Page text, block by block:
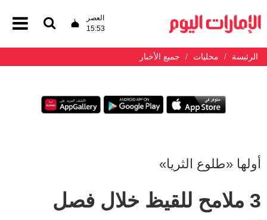
العصر
15:53
الرئيسة محليات جميع الأخبار
أولها «طلوع الثريا»
3 ملامح للقيظ خلال فصل